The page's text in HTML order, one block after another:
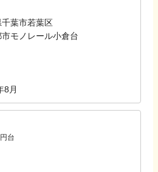
葉市若葉区
モノレール小倉台
8月
台